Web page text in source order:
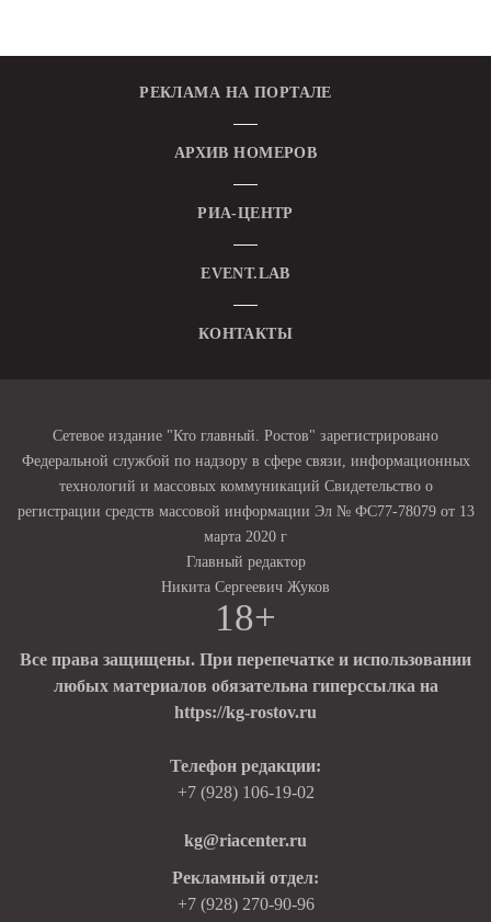
РЕКЛАМА НА ПОРТАЛЕ
АРХИВ НОМЕРОВ
РИА-ЦЕНТР
EVENT.LAB
КОНТАКТЫ
Сетевое издание "Кто главный. Ростов" зарегистрировано
Федеральной службой по надзору в сфере связи, информационных
технологий и массовых коммуникаций Свидетельство о
регистрации средств массовой информации Эл № ФС77-78079 от 13
марта 2020 г
Главный редактор
Никита Сергеевич Жуков
18+
Все права защищены. При перепечатке и использовании
любых материалов обязательна гиперссылка на
https://kg-rostov.ru
Телефон редакции:
+7 (928) 106-19-02
kg@riacenter.ru
Рекламный отдел:
+7 (928) 270-90-96